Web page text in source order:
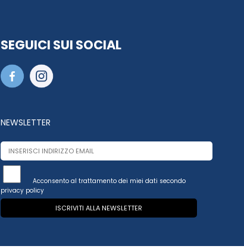
SEGUICI SUI SOCIAL
NEWSLETTER
Acconsento al trattamento dei miei dati secondo
privacy policy
ISCRIVITI ALLA NEWSLETTER